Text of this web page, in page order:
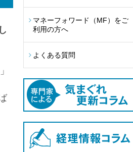
マネーフォワード（MF）をご
利用の方へ
よくある質問